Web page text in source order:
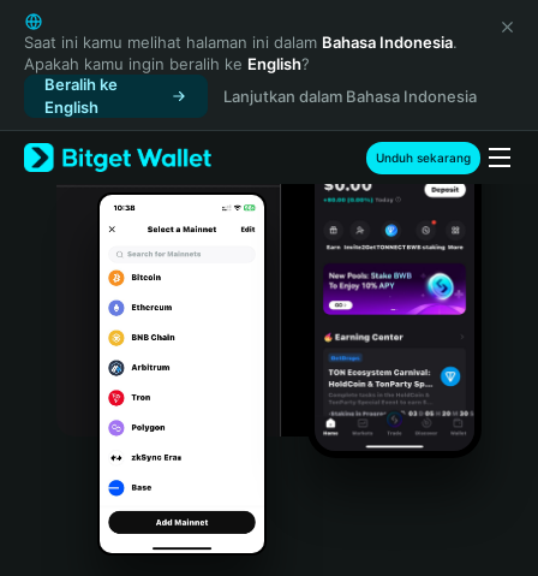
English
日本語
Tiếng Việt
Русский
Español (Latinoamérica)
Türkçe
Italiano
Português (Portugal)
Bahasa Indonesia
Português (Brasil)
Español (Argentina)
Saat ini kamu melihat halaman ini dalam Bahasa Indonesia.
Apakah kamu ingin beralih ke English?
Beralih ke
English
Lanjutkan dalam Bahasa Indonesia
Unduh sekarang